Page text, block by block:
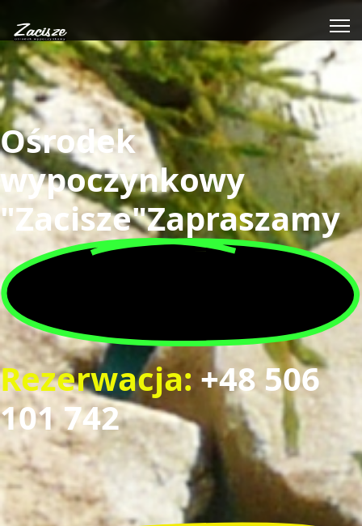
Ośrodek
wypoczynkowy
"Zacisze"Zapraszamy
Rezerwacja:+48 506
101 742